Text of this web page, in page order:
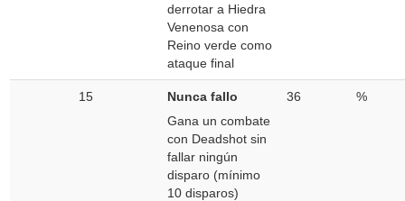
derrotar a Hiedra
Venenosa con
Reino verde como
ataque final
15
Nunca fallo
Gana un combate
con Deadshot sin
fallar ningún
disparo (mínimo
10 disparos)
36 %